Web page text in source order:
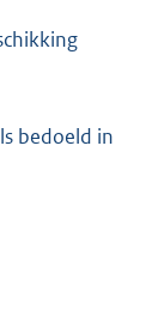
bedoeld in